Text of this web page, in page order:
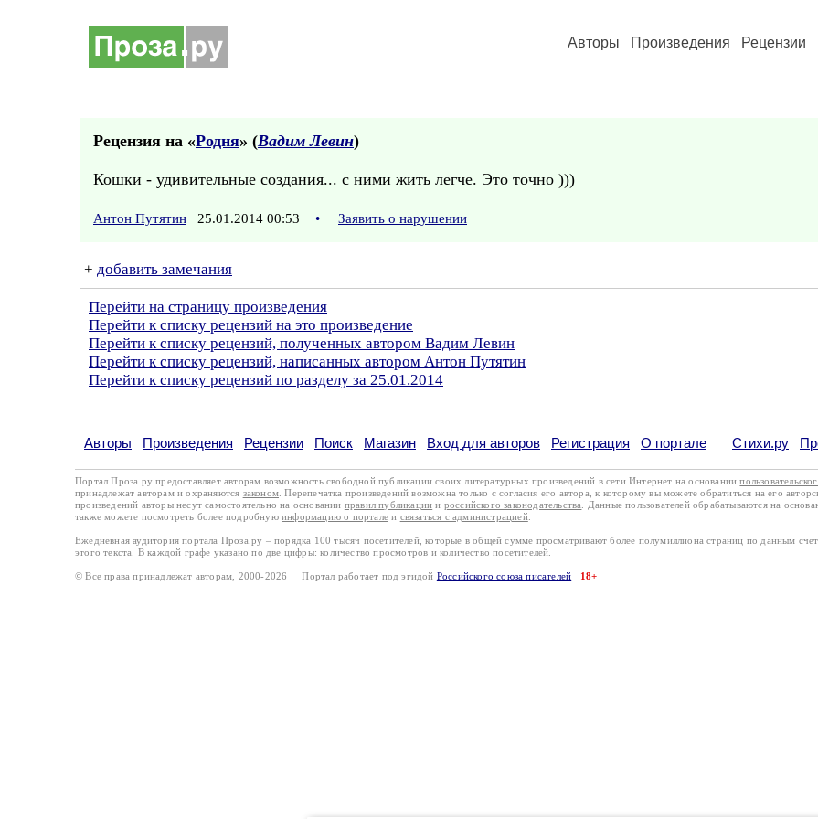
Авторы Произведения Рецензии
Рецензия на «Родня» (Вадим Левин)
Кошки - удивительные создания... с ними жить легче. Это точно )))
Антон Путятин 25.01.2014 00:53 • Заявить о нарушении
+ добавить замечания
Перейти на страницу произведения
Перейти к списку рецензий на это произведение
Перейти к списку рецензий, полученных автором Вадим Левин
Перейти к списку рецензий, написанных автором Антон Путятин
Перейти к списку рецензий по разделу за 25.01.2014
Авторы Произведения Рецензии Поиск Магазин Вход для авторов Регистрация О портале Стихи.ру
Портал Проза.ру предоставляет авторам возможность свободной публикации своих литературных произведений в сети Интернет на основании
принадлежат авторам и охраняются законом . Перепечатка произведений возможна только с согласия его автора, к которому вы можете обратиться на его
произведений авторы несут самостоятельно на основании правил публикации и российского законодательства . Данные пользователей обрабатываются на
также можете посмотреть более подробную информацию о портале и связаться с администрацией.
Ежедневная аудитория портала Проза.ру – порядка 100 тысяч посетителей, которые в общей сумме просматривают более полумиллиона страниц по данным
этого текста. В каждой графе указано по две цифры: количество просмотров и количество посетителей.
© Все права принадлежат авторам, 2000-2026 Портал работает под эгидой Российского союза писателей 18+